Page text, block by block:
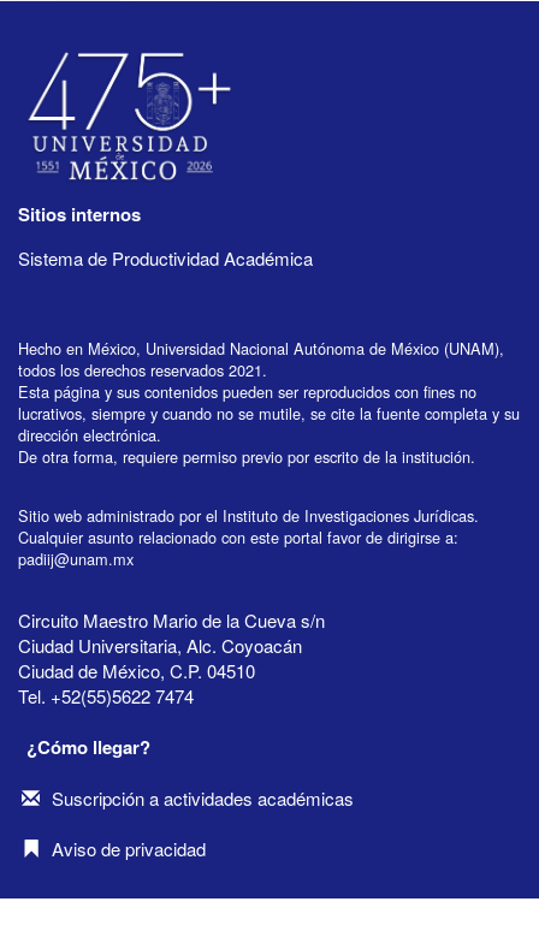
Sitios internos
Sistema de Productividad Académica
Hecho en México, Universidad Nacional Autónoma de México (UNAM),
todos los derechos reservados 2021.
Esta página y sus contenidos pueden ser reproducidos con fines no
lucrativos, siempre y cuando no se mutile, se cite la fuente completa y su
dirección electrónica.
De otra forma, requiere permiso previo por escrito de la institución.
Sitio web administrado por el Instituto de Investigaciones Jurídicas.
Cualquier asunto relacionado con este portal favor de dirigirse a:
padiij@unam.mx
Circuito Maestro Mario de la Cueva s/n
Ciudad Universitaria, Alc. Coyoacán
Ciudad de México, C.P. 04510
Tel. +52(55)5622 7474
¿Cómo llegar?
Suscripción a actividades académicas
Aviso de privacidad